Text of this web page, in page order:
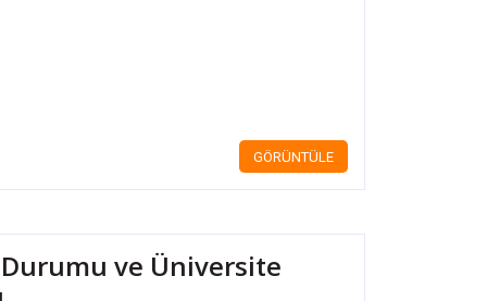
GÖRÜNTÜLE
Durumu ve Üniversite